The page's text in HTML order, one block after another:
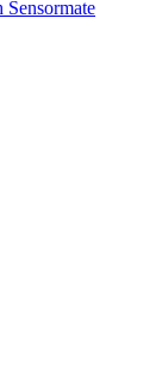
Sensormate